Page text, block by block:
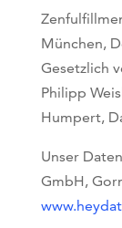
München,
Gesetzlich
Philipp
Humpert,
Unser
GmbH,